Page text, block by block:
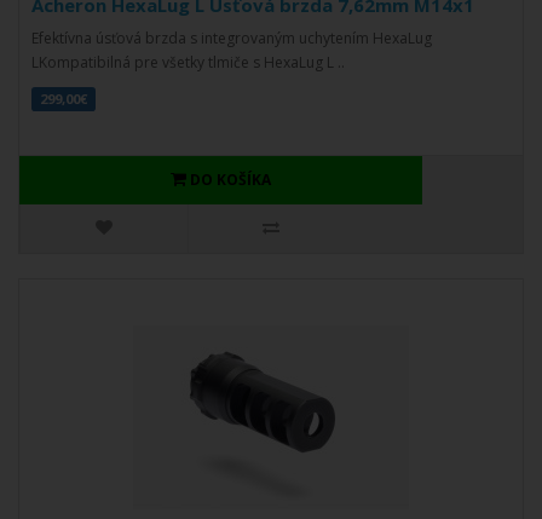
Acheron HexaLug L Úsťová brzda 7,62mm M14x1
Efektívna úsťová brzda s integrovaným uchytením HexaLug
LKompatibilná pre všetky tlmiče s HexaLug L ..
299,00€
DO KOŠÍKA